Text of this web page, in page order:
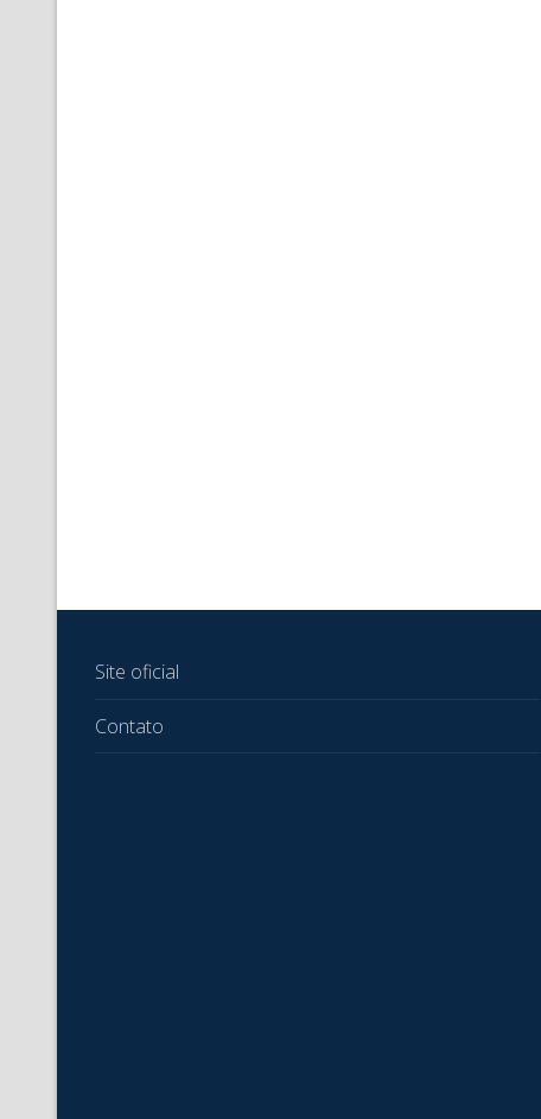
Site oficial
Contato